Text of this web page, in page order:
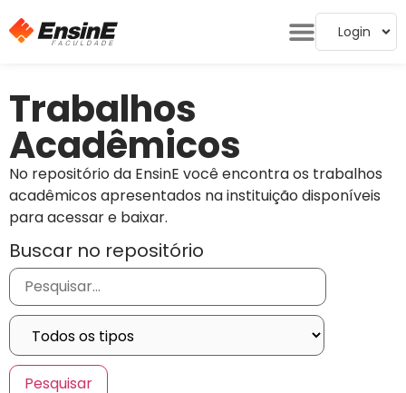
Login
Trabalhos
Acadêmicos
No repositório da EnsinE você encontra os trabalhos
acadêmicos apresentados na instituição disponíveis
para acessar e baixar.
Buscar no repositório